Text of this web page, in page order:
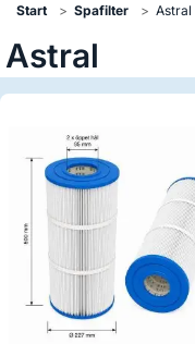
Start Spafilter Astral
Astral